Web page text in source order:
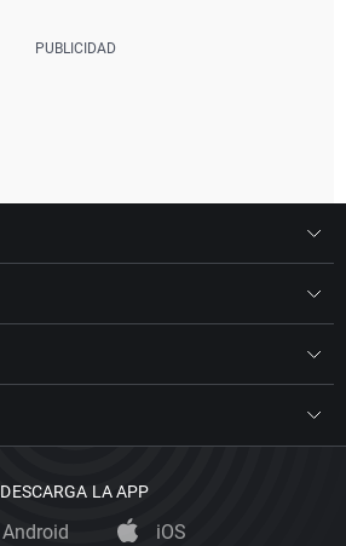
DESCARGA LA APP
Android iOS